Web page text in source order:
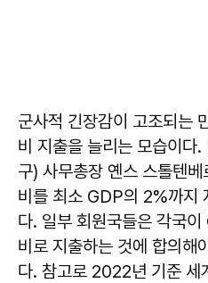
군사적 긴장감이 고조되는
비 지출을 늘리는 모습이다
구) 사무총장 옌스 스톨텐
비를 최소 GDP의 2%까지
다. 일부 회원국들은 각국
비로 지출하는 것에 합의해
다. 참고로 2022년 기준 세